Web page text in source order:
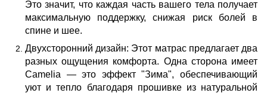
Это значит, что каждая часть вашего тела получает
максимальную поддержку, снижая риск болей в
спине и шее.
Двухсторонний дизайн: Этот матрас предлагает два
разных ощущения комфорта. Одна сторона имеет
Camelia — это эффект "Зима", обеспечивающий
уют и тепло благодаря прошивке из натуральной